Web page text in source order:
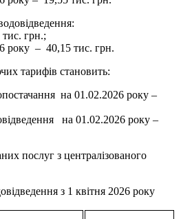
грн.;
року – 40,15 тис. грн.
тарифів становить:
на 01.02.2026 року –
на 01.02.2026 року –
послуг з централізованого
з 1 квітня 2026 року